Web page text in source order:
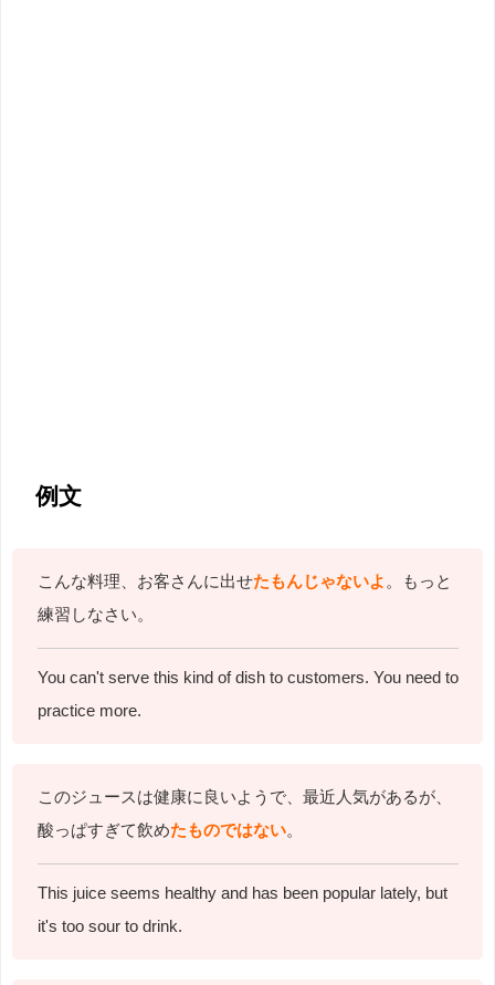
例文
こんな料理、お客さんに出せたもんじゃないよ 。もっと
練習しなさい。
You can't serve this kind of dish to customers. You need to
practice more.
このジュースは健康に良いようで、最近人気があるが、
酸っぱすぎて飲めたものではない。
This juice seems healthy and has been popular lately, but
it's too sour to drink.